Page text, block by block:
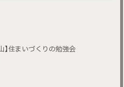
】住まいづくりの勉強会